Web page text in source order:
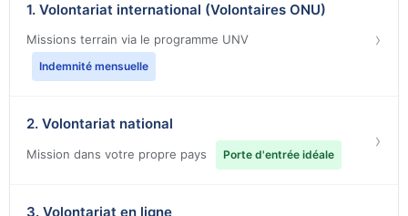
1. Volontariat international (Volontaires ONU)
Missions terrain via le programme UNV
Indemnité mensuelle
›
2. Volontariat national
Mission dans votre propre pays Porte d'entrée idéale
›
3. Volontariat en ligne